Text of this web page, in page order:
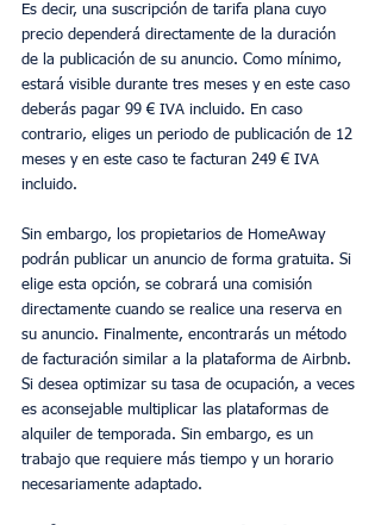
Es decir, una suscripción de tarifa plana cuyo
precio dependerá directamente de la duración
de la publicación de su anuncio. Como mínimo,
estará visible durante tres meses y en este caso
deberás pagar 99 € IVA incluido. En caso
contrario, eliges un periodo de publicación de 12
meses y en este caso te facturan 249 € IVA
incluido.
Sin embargo, los propietarios de HomeAway
podrán publicar un anuncio de forma gratuita. Si
elige esta opción, se cobrará una comisión
directamente cuando se realice una reserva en
su anuncio. Finalmente, encontrarás un método
de facturación similar a la plataforma de Airbnb.
Si desea optimizar su tasa de ocupación, a veces
es aconsejable multiplicar las plataformas de
alquiler de temporada. Sin embargo, es un
trabajo que requiere más tiempo y un horario
necesariamente adaptado.